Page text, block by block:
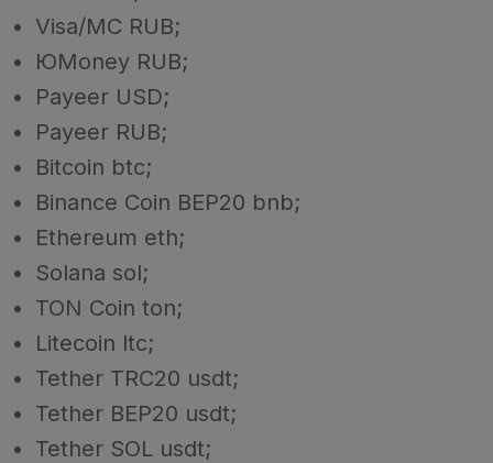
Visa/MC RUB;
ЮMoney RUB;
Payeer USD;
Payeer RUB;
Bitcoin btc;
Binance Coin BEP20 bnb;
Ethereum eth;
Solana sol;
TON Coin ton;
Litecoin ltc;
Tether TRC20 usdt;
Tether BEP20 usdt;
Tether SOL usdt;